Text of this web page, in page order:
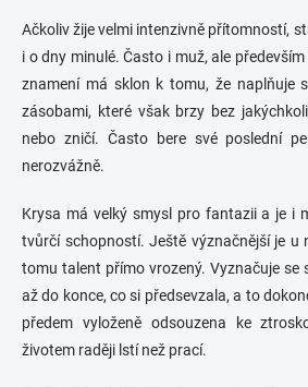
Ačkoliv žije velmi intenzivně přítomností,
i o dny minulé. Často i muž, ale
znamení má sklon k tomu, že naplňuje
zásobami, které však brzy bez
nebo zničí. Často bere své poslední
nerozvážně.
Krysa má velký smysl pro fantazii a je i
tvůrčí schopností. Ještě význačnější je u
tomu talent přímo vrozený. Vyznačuje se
až do konce, co si předsevzala, a to
předem vyloženě odsouzena ke
životem raději lstí než prací.